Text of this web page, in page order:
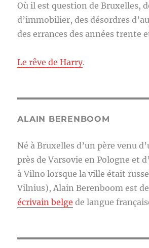
Où il est question de Bruxelles,
d’immobilier, des désordres
des errances des années trente
Le rêve de Harry.
ALAIN BERENBOOM
Né à Bruxelles d’un père venu
près de Varsovie en Pologne et
à Vilno lorsque la ville était
Vilnius), Alain Berenboom est
écrivain belge de langue